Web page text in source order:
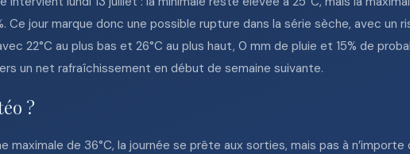
jour marque donc une possible rupture dans la série sèche, avec un
22°C au plus bas et 26°C au plus haut, 0 mm de pluie et 15% de
un net rafraîchissement en début de semaine suivante.
?
maximale de 36°C, la journée se prête aux sorties, mais pas à n’importe